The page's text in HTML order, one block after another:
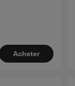
Acheter